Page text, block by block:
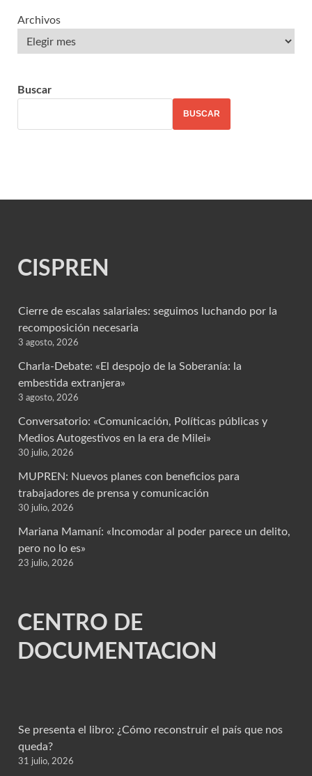
Archivos
Buscar
BUSCAR
CISPREN
Cierre de escalas salariales: seguimos luchando por la
recomposición necesaria
3 agosto, 2026
Charla-Debate: «El despojo de la Soberanía: la
embestida extranjera»
3 agosto, 2026
Conversatorio: «Comunicación, Políticas públicas y
Medios Autogestivos en la era de Milei»
30 julio, 2026
MUPREN: Nuevos planes con beneficios para
trabajadores de prensa y comunicación
30 julio, 2026
Mariana Mamaní: «Incomodar al poder parece un delito,
pero no lo es»
23 julio, 2026
CENTRO DE
DOCUMENTACION
Se presenta el libro: ¿Cómo reconstruir el país que nos
queda?
31 julio, 2026